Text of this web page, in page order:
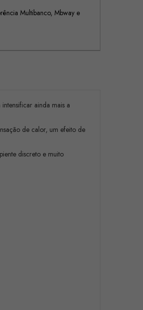
Multibanco, Mbway e
ainda mais a
de calor, um efeito de
discreto e muito